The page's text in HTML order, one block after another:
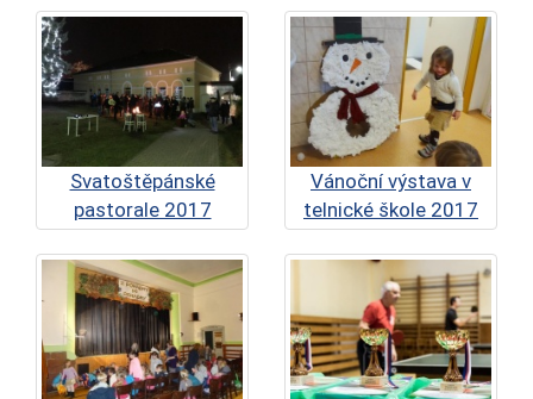
Svatoštěpánské
pastorale 2017
Vánoční výstava v
telnické škole 2017